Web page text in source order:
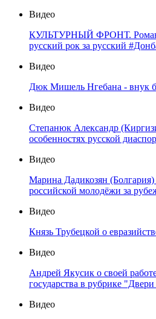
Видео
КУЛЬТУРНЫЙ ФРОНТ. Роман
русский рок за русский
Видео
Дюк Мишель Нгебана - внук
Видео
Степанюк Александр
особенностях русской
Видео
Марина Дадикозян
российской молодёжи за
Видео
Князь Трубецкой о
Видео
Андрей Якусик о своей
государства в рубрике
Видео